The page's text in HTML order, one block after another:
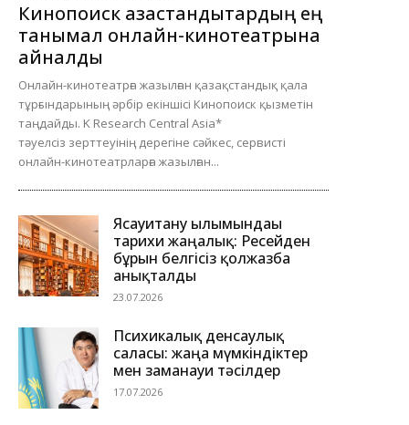
Кинопоиск қазақстандықтардың ең
танымал онлайн-кинотеатрына
айналды
Онлайн-кинотеатрға жазылған қазақстандық қала
тұрғындарының әрбір екіншісі Кинопоиск қызметін
таңдайды. K Research Central Asia*
тәуелсіз зерттеуінің дерегіне сәйкес, сервисті
онлайн-кинотеатрларға жазылған...
Ясауитану ғылымындағы
тарихи жаңалық: Ресейден
бұрын белгісіз қолжазба
анықталды
23.07.2026
Психикалық денсаулық
саласы: жаңа мүмкіндіктер
мен заманауи тәсілдер
17.07.2026